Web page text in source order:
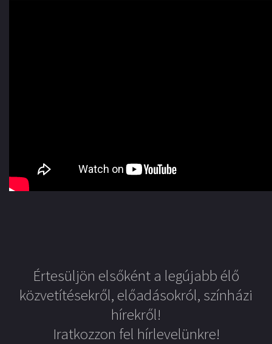
Értesüljön elsőként a legújabb élő
közvetítésekről, előadásokról, színházi
hírekről!
Iratkozzon fel hírlevelünkre!